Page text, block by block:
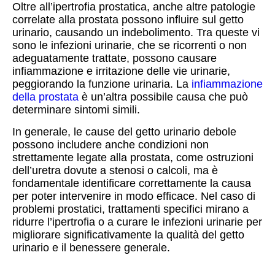
Oltre all’ipertrofia prostatica, anche altre patologie
correlate alla prostata possono influire sul getto
urinario, causando un indebolimento. Tra queste vi
sono le infezioni urinarie, che se ricorrenti o non
adeguatamente trattate, possono causare
infiammazione e irritazione delle vie urinarie,
peggiorando la funzione urinaria. La infiammazione
della prostata è un’altra possibile causa che può
determinare sintomi simili.
In generale, le cause del getto urinario debole
possono includere anche condizioni non
strettamente legate alla prostata, come ostruzioni
dell’uretra dovute a stenosi o calcoli, ma è
fondamentale identificare correttamente la causa
per poter intervenire in modo efficace. Nel caso di
problemi prostatici, trattamenti specifici mirano a
ridurre l’ipertrofia o a curare le infezioni urinarie per
migliorare significativamente la qualità del getto
urinario e il benessere generale.